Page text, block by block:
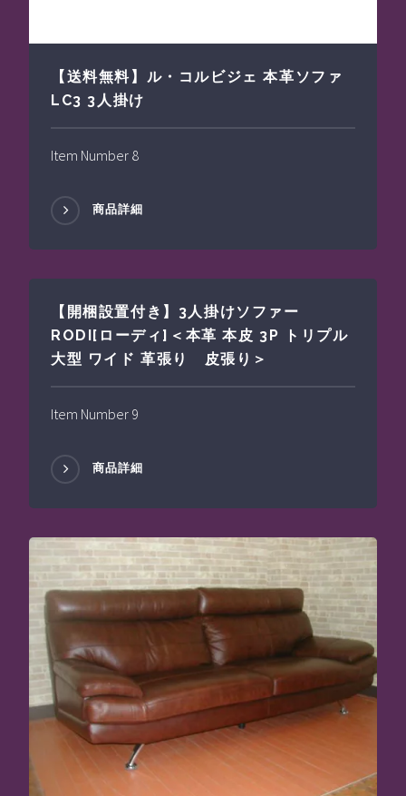
【送料無料】ル・コルビジェ 本革ソファ
LC3 3人掛け
Item Number 8
商品詳細
【開梱設置付き】3人掛けソファー
RODI[ローディ]＜本革 本皮 3P トリプル
大型 ワイド 革張り 皮張り＞
Item Number 9
商品詳細